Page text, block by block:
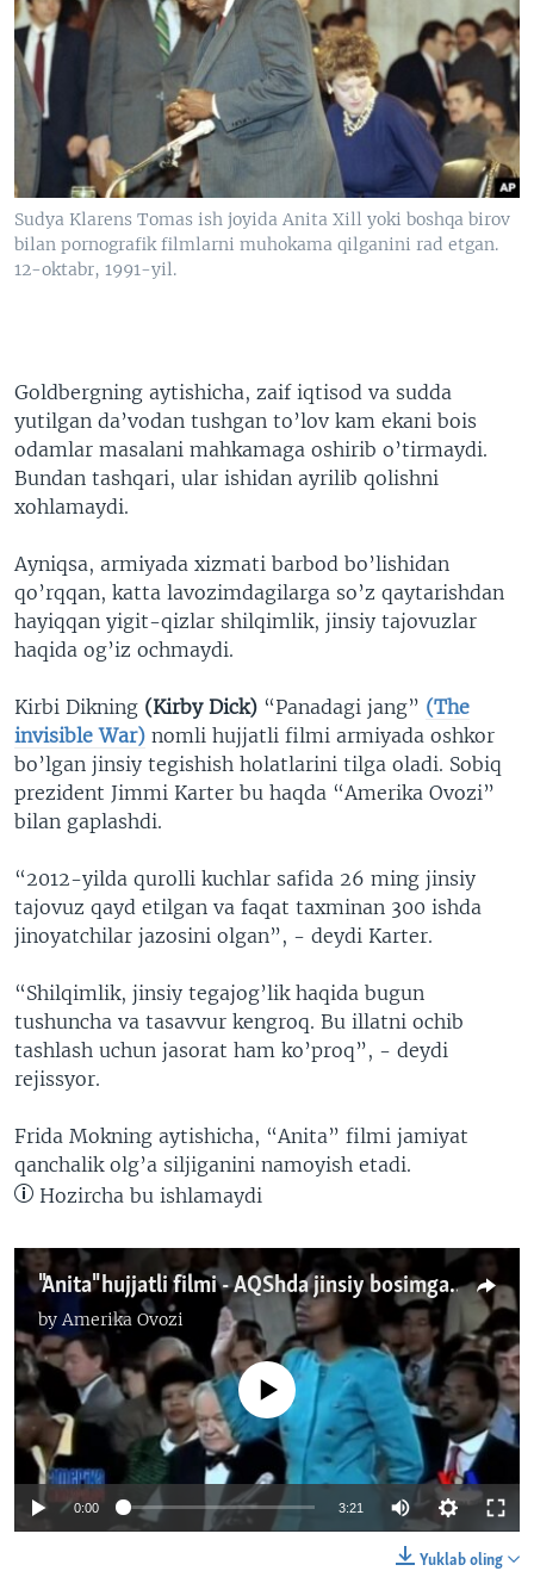
Sudya Klarens Tomas ish joyida Anita Xill yoki boshqa birov
bilan pornografik filmlarni muhokama qilganini rad etgan.
12-oktabr, 1991-yil.
Goldbergning aytishicha, zaif iqtisod va sudda
yutilgan da’vodan tushgan to’lov kam ekani bois
odamlar masalani mahkamaga oshirib o’tirmaydi.
Bundan tashqari, ular ishidan ayrilib qolishni
xohlamaydi.
Ayniqsa, armiyada xizmati barbod bo’lishidan
qo’rqqan, katta lavozimdagilarga so’z qaytarishdan
hayiqqan yigit-qizlar shilqimlik, jinsiy tajovuzlar
haqida og’iz ochmaydi.
Kirbi Dikning (Kirby Dick) “Panadagi jang” (The
invisible War) nomli hujjatli filmi armiyada oshkor
bo’lgan jinsiy tegishish holatlarini tilga oladi. Sobiq
prezident Jimmi Karter bu haqda “Amerika Ovozi”
bilan gaplashdi.
“2012-yilda qurolli kuchlar safida 26 ming jinsiy
tajovuz qayd etilgan va faqat taxminan 300 ishda
jinoyatchilar jazosini olgan”, - deydi Karter.
“Shilqimlik, jinsiy tegajog’lik haqida bugun
tushuncha va tasavvur kengroq. Bu illatni ochib
tashlash uchun jasorat ham ko’proq”, - deydi
rejissyor.
Frida Mokning aytishicha, “Anita” filmi jamiyat
qanchalik olg’a siljiganini namoyish etadi.
Hozircha bu ishlamaydi
"Anita" hujjatli filmi - AQShda jinsiy bosimga qarshi kurash
by Amerika Ovozi
No media source currently available
0:00 3:21
Yuklab oling